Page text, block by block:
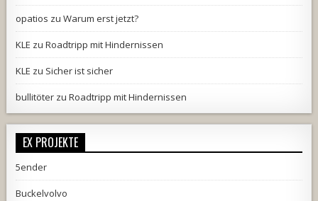
opatios zuWarum erst jetzt?
KLE zuRoadtripp mit Hindernissen
KLE zu Sicher ist sicher
bullitöter zuRoadtripp mit Hindernissen
EX PROJEKTE
5ender
Buckelvolvo